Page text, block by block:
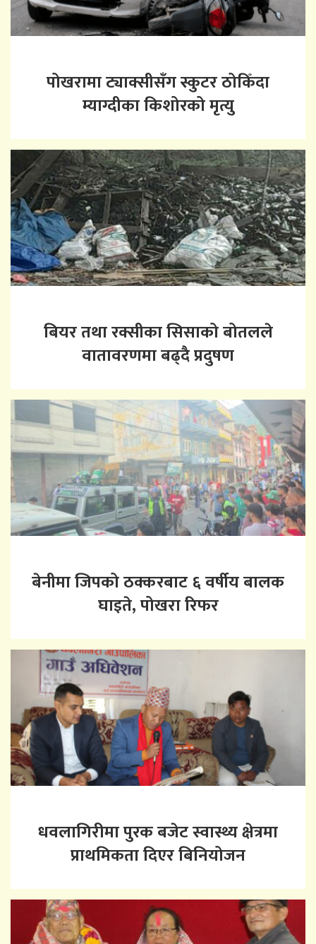
पोखरामा ट्याक्सीसँग स्कुटर ठोकिँदा
म्याग्दीका किशोरको मृत्यु
बियर तथा रक्सीका सिसाको बोतलले
वातावरणमा बढ्दै प्रदुषण
बेनीमा जिपको ठक्करबाट ६ वर्षीय बालक
घाइते, पोखरा रिफर
धवलागिरीमा पुरक बजेट स्वास्थ्य क्षेत्रमा
प्राथमिकता दिएर बिनियोजन